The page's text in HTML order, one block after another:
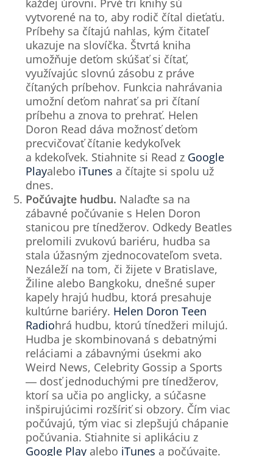
každej úrovni. Prvé tri knihy sú
vytvorené na to, aby rodič čítal dieťaťu.
Príbehy sa čítajú nahlas, kým čitateľ
ukazuje na slovíčka. Štvrtá kniha
umožňuje deťom skúšať si čítať,
využívajúc slovnú zásobu z práve
čítaných príbehov. Funkcia nahrávania
umožní deťom nahrať sa pri čítaní
príbehu a znova to prehrať. Helen
Doron Read dáva možnosť deťom
precvičovať čítanie kedykoľvek
a kdekoľvek. Stiahnite si Read z Google
Playalebo iTunes a čítajte si spolu už
dnes.
Počúvajte hudbu. Nalaďte sa na
zábavné počúvanie s Helen Doron
stanicou pre tínedžerov. Odkedy Beatles
prelomili zvukovú bariéru, hudba sa
stala úžasným zjednocovateľom sveta.
Nezáleží na tom, či žijete v Bratislave,
Žiline alebo Bangkoku, dnešné super
kapely hrajú hudbu, ktorá presahuje
kultúrne bariéry. Helen Doron Teen
Radiohrá hudbu, ktorú tínedžeri milujú.
Hudba je skombinovaná s debatnými
reláciami a zábavnými úsekmi ako
Weird News, Celebrity Gossip a Sports
― dosť jednoduchými pre tínedžerov,
ktorí sa učia po anglicky, a súčasne
inšpirujúcimi rozšíriť si obzory. Čím viac
počúvajú, tým viac si zlepšujú chápanie
počúvania. Stiahnite si aplikáciu z
Google Play alebo iTunes a počúvajte.